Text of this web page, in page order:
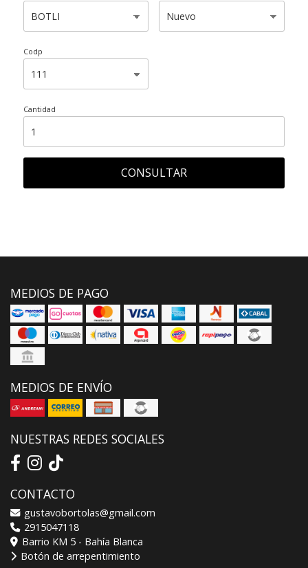
Codp
Cantidad
CONSULTAR
MEDIOS DE PAGO
MEDIOS DE ENVÍO
NUESTRAS REDES SOCIALES
CONTACTO
gustavobortolas@gmail.com
2915047118
Barrio KM 5 - Bahía Blanca
Botón de arrepentimiento